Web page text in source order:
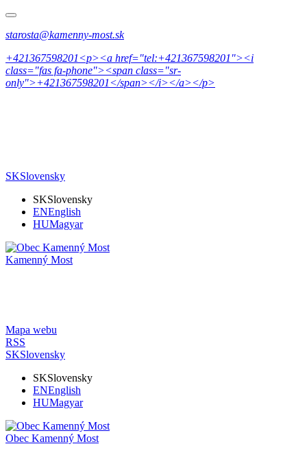
starosta@kamenny-most.sk
+421367598201<p><a href="tel:+421367598201"><i
class="fas fa-phone"><span class="sr-
only">+421367598201</span></i></a></p>
SKSlovensky
SKSlovensky
ENEnglish
HUMagyar
Kamenný Most
Mapa webu
RSS
SKSlovensky
SKSlovensky
ENEnglish
HUMagyar
Obec Kamenný Most